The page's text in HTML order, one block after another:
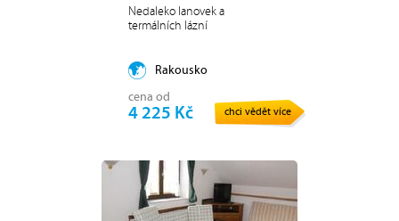
Nedaleko lanovek a
termálních lázní
Rakousko
cena od
4 225 Kč chci vědět více